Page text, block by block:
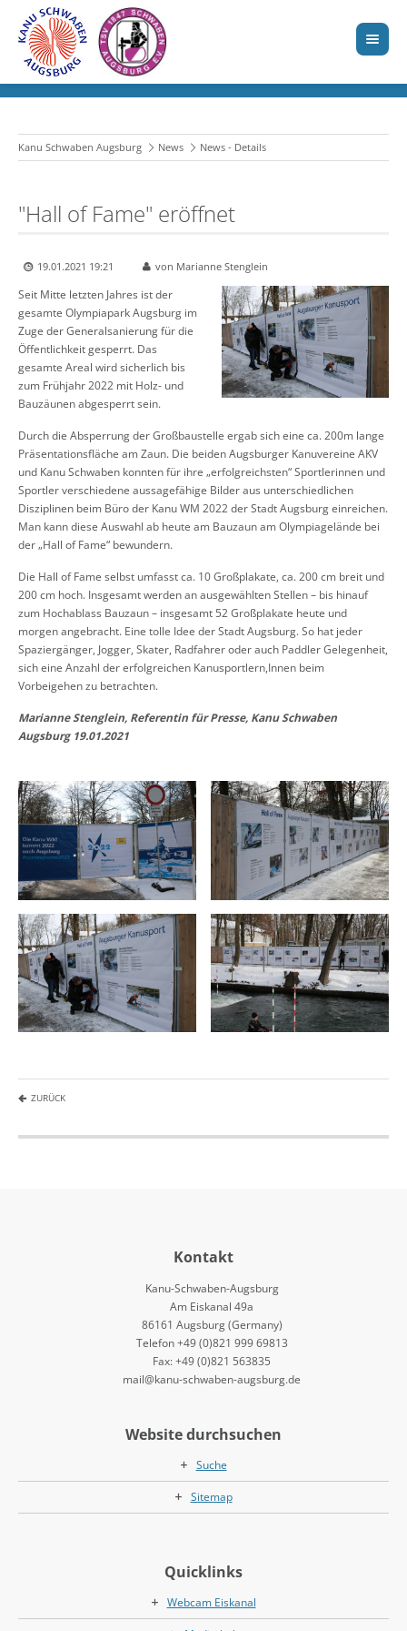
Kanu Schwaben Augsburg News News - Details
"Hall of Fame" eröffnet
19.01.2021 19:21 von Marianne Stenglein
Seit Mitte letzten Jahres ist der
gesamte Olympiapark Augsburg im
Zuge der Generalsanierung für die
Öffentlichkeit gesperrt. Das
gesamte Areal wird sicherlich bis
zum Frühjahr 2022 mit Holz- und
Bauzäunen abgesperrt sein.
Durch die Absperrung der Großbaustelle ergab sich eine ca. 200m lange
Präsentationsfläche am Zaun. Die beiden Augsburger Kanuvereine AKV
und Kanu Schwaben konnten für ihre „erfolgreichsten“ Sportlerinnen und
Sportler verschiedene aussagefähige Bilder aus unterschiedlichen
Disziplinen beim Büro der Kanu WM 2022 der Stadt Augsburg einreichen.
Man kann diese Auswahl ab heute am Bauzaun am Olympiagelände bei
der „Hall of Fame“ bewundern.
Die Hall of Fame selbst umfasst ca. 10 Großplakate, ca. 200 cm breit und
200 cm hoch. Insgesamt werden an ausgewählten Stellen – bis hinauf
zum Hochablass Bauzaun – insgesamt 52 Großplakate heute und
morgen angebracht. Eine tolle Idee der Stadt Augsburg. So hat jeder
Spaziergänger, Jogger, Skater, Radfahrer oder auch Paddler Gelegenheit,
sich eine Anzahl der erfolgreichen Kanusportlern,Innen beim
Vorbeigehen zu betrachten.
Marianne Stenglein, Referentin für Presse, Kanu Schwaben
Augsburg 19.01.2021
ZURÜCK
Kontakt
Kanu-Schwaben-Augsburg
Am Eiskanal 49a
86161 Augsburg (Germany)
Telefon +49 (0)821 999 69813
Fax: +49 (0)821 563835
mail@kanu-schwaben-augsburg.de
Website durchsuchen
Suche
Sitemap
Quicklinks
Webcam Eiskanal